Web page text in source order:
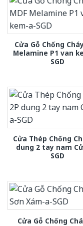
Cửa Gỗ Chống
Melamine P1 van
SGD
Cửa Thép Chống
dung 2 tay nam
SGD
Cửa Gỗ Chống